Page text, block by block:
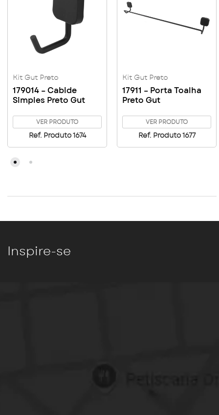
Kit Gut Preto
179014 – Cabide
Simples Preto Gut
VER PRODUTO
Ref. Produto 1674
Kit Gut Preto
17911 – Porta Toalha
Preto Gut
VER PRODUTO
Ref. Produto 1677
Inspire-se